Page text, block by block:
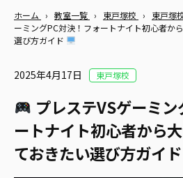
ホーム › 教室一覧 › 東戸塚校 › 東戸塚
ーミングPC対決！フォートナイト初心者か
選び方ガイド
2025年4月17日 東戸塚校
プレステVSゲーミ
ートナイト初心者から
ておきたい選び方ガイド